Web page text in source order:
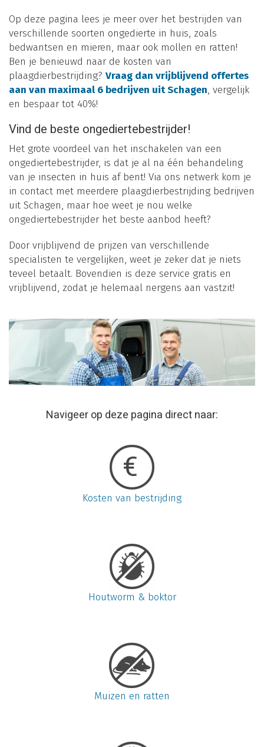
Op deze pagina lees je meer over het bestrijden van
verschillende soorten ongedierte in huis, zoals
bedwantsen en mieren, maar ook mollen en ratten!
Ben je benieuwd naar de kosten van
plaagdierbestrijding? Vraag dan vrijblijvend offertes
aan van maximaal 6 bedrijven uit Schagen, vergelijk
en bespaar tot 40%!
Vind de beste ongediertebestrijder!
Het grote voordeel van het inschakelen van een
ongediertebestrijder, is dat je al na één behandeling
van je insecten in huis af bent! Via ons netwerk kom je
in contact met meerdere plaagdierbestrijding bedrijven
uit Schagen, maar hoe weet je nou welke
ongediertebestrijder het beste aanbod heeft?
Door vrijblijvend de prijzen van verschillende
specialisten te vergelijken, weet je zeker dat je niets
teveel betaalt. Bovendien is deze service gratis en
vrijblijvend, zodat je helemaal nergens aan vastzit!
Navigeer op deze pagina direct naar:
Kosten van bestrijding
Houtworm & boktor
Muizen en ratten